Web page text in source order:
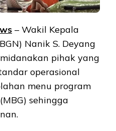
– Wakil Kepala
Nanik S. Deyang
pihak yang
operasional
menu program
sehingga